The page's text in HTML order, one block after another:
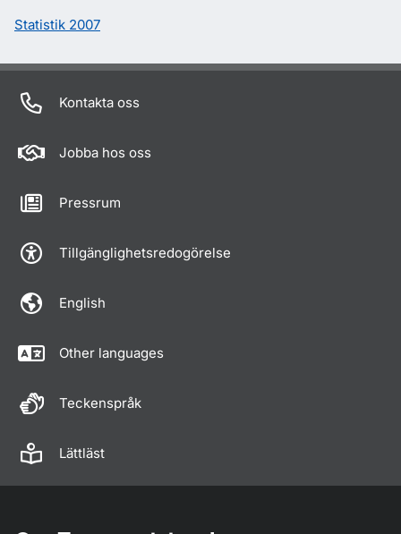
Statistik 2007
Kontakta oss
Jobba hos oss
Pressrum
Tillgänglighetsredogörelse
English
Other languages
Teckenspråk
Lättläst